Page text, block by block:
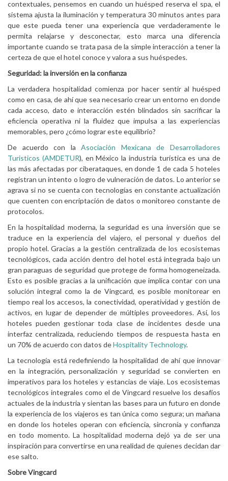
contextuales, pensemos en cuando un huésped reserva el spa, el
sistema ajusta la iluminación y temperatura 30 minutos antes para
que este pueda tener una experiencia que verdaderamente le
permita relajarse y desconectar, esto marca una diferencia
importante cuando se trata pasa de la simple interacción a tener la
certeza de que el hotel conoce y valora a sus huéspedes.
Seguridad: la inversión en la confianza
La verdadera hospitalidad comienza por hacer sentir al huésped
como en casa, de ahí que sea necesario crear un entorno en donde
cada acceso, dato e interacción estén blindados sin sacrificar la
eficiencia operativa ni la fluidez que impulsa a las experiencias
memorables, pero ¿cómo lograr este equilibrio?
De acuerdo con laAsociación Mexicana de Desarrolladores
Turisticos (AMDETUR), en México la industria turística es una de
las más afectadas por ciberataques, en donde 1 de cada 5 hoteles
registran un intento o logro de vulneración de datos. Lo anterior se
agrava si no se cuenta con tecnologías en constante actualización
que cuenten con encriptación de datos o monitoreo constante de
protocolos.
En la hospitalidad moderna, la seguridad es una inversión que se
traduce en la experiencia del viajero, el personal y dueños del
propio hotel. Gracias a la gestión centralizada de los ecosistemas
tecnológicos, cada acción dentro del hotel está integrada bajo un
gran paraguas de seguridad que protege de forma homogeneizada.
Esto es posible gracias a la unificación que implica contar con una
solución integral como la de Vingcard, es posible monitorear en
tiempo real los accesos, la conectividad, operatividad y gestión de
activos, en lugar de depender de múltiples proveedores. Así, los
hoteles pueden gestionar toda clase de incidentes desde una
interfaz centralizada, reduciendo tiempos de respuesta hasta en
un 70% de acuerdo con datos deHospitality Technology.
La tecnología está redefiniendo la hospitalidad de ahí que innovar
en la integración, personalización y seguridad se convierten en
imperativos para los hoteles y estancias de viaje. Los ecosistemas
tecnológicos integrales como el de Vingcard resuelve los desafíos
actuales de la industria y sientan las bases para un futuro en donde
la experiencia de los viajeros es tan única como segura; un mañana
en donde los hoteles operan con eficiencia, sincronía y confianza
en todo momento. La hospitalidad moderna dejó ya de ser una
inspiración para convertirse en una realidad de quienes decidan dar
ese salto.
Sobre Vingcard